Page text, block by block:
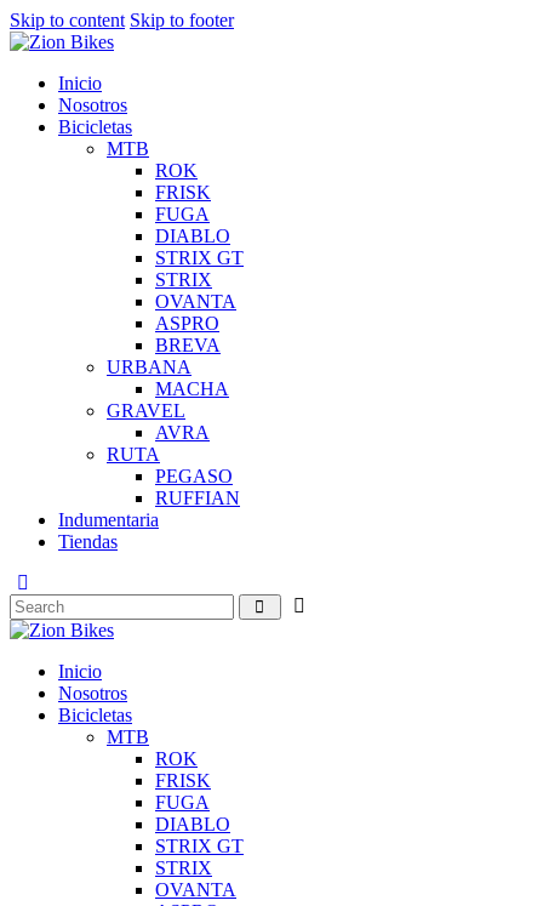
Skip to content Skip to footer
Inicio
Nosotros
Bicicletas
MTB
ROK
FRISK
FUGA
DIABLO
STRIX GT
STRIX
OVANTA
ASPRO
BREVA
URBANA
MACHA
GRAVEL
AVRA
RUTA
PEGASO
RUFFIAN
Indumentaria
Tiendas
Inicio
Nosotros
Bicicletas
MTB
ROK
FRISK
FUGA
DIABLO
STRIX GT
STRIX
OVANTA